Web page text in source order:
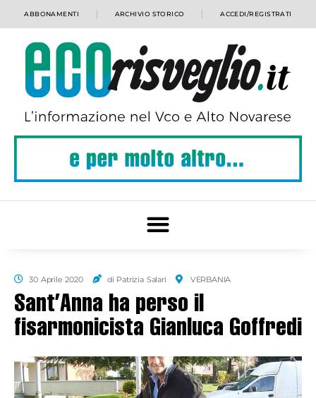
ABBONAMENTI ARCHIVIO STORICO ACCEDI/REGISTRATI
30 Aprile 2020 di Patrizia Salari VERBANIA
Sant’Anna ha perso il
fisarmonicista Gianluca Goffredi